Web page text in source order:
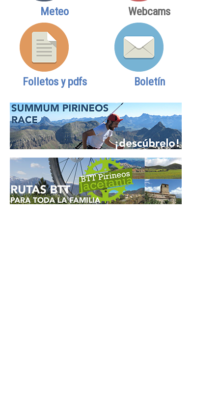
Meteo Webcams
Folletos y pdfs Boletín